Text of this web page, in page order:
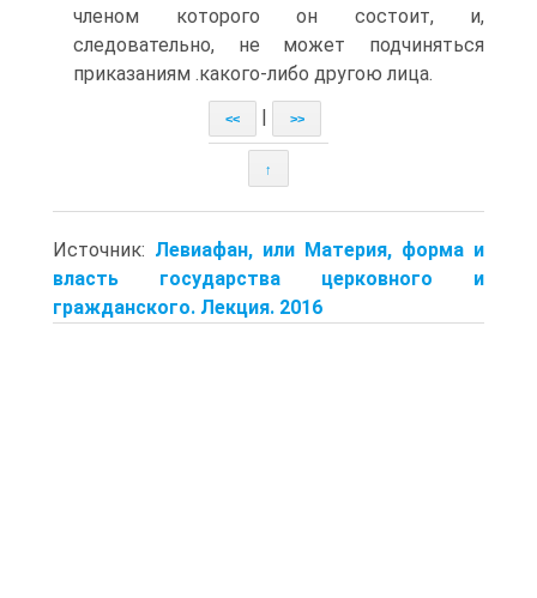
членом которого он состоит, и,
следовательно, не может подчиняться
приказаниям .какого-либо другою лица.
<< >>
↑
Источник: Левиафан, или Материя, форма и
власть государства церковного и
гражданского. Лекция. 2016